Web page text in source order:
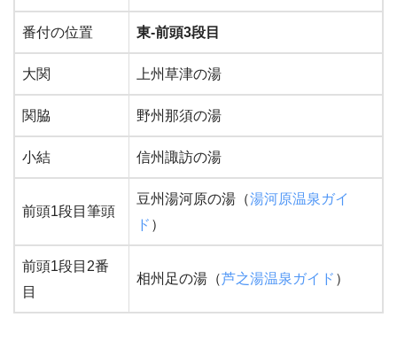
番付の位置 東-前頭3段目
大関 上州草津の湯
関脇 野州那須の湯
小結 信州諏訪の湯
前頭1段目筆頭
豆州湯河原の湯（湯河原温泉ガイ
ド ）
前頭1段目2番
目
相州足の湯（芦之湯温泉ガイド ）